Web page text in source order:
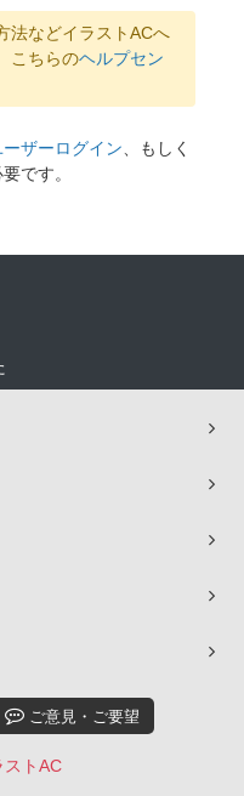
法などイラストACへ
こちらのヘルプセン
ザーログイン、もしく
です。
ご意見・ご要望
ストAC